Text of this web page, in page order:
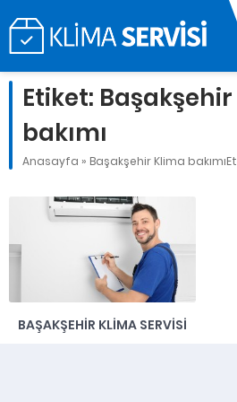
Etiket:
bakımı
Anasayfa » Başakşehir Klima
BAŞAKŞEHIR KLIMA SERVISI